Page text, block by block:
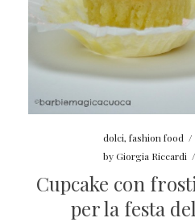
dolci, fashion food /
byGiorgia Riccardi /
Cupcake con
per la festa